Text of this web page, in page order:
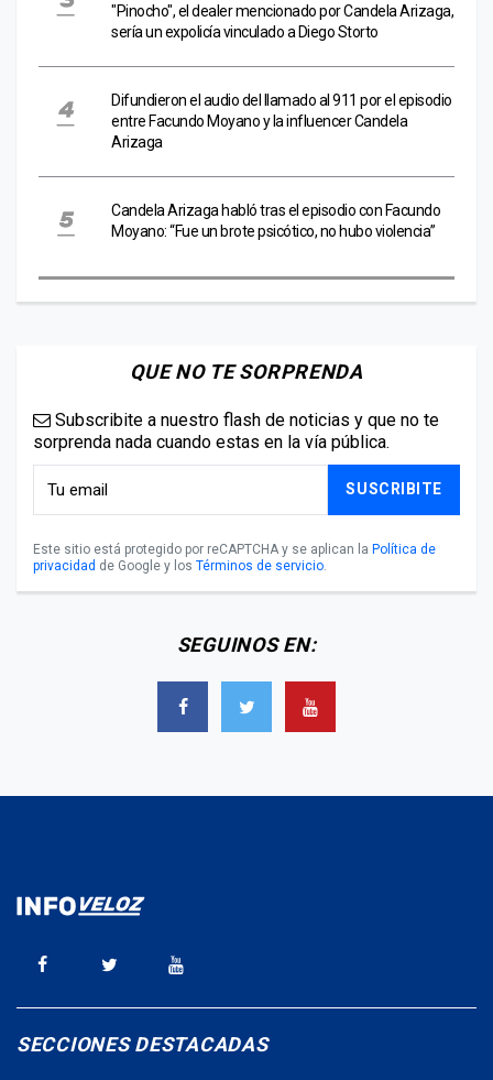
"Pinocho", el dealer mencionado por Candela Arizaga,
sería un expolicía vinculado a Diego Storto
Difundieron el audio del llamado al 911 por el episodio
entre Facundo Moyano y la influencer Candela
Arizaga
Candela Arizaga habló tras el episodio con Facundo
Moyano: “Fue un brote psicótico, no hubo violencia”
QUE NO TE SORPRENDA
Subscribite a nuestro flash de noticias y que no te
sorprenda nada cuando estas en la vía pública.
SUSCRIBITE
Este sitio está protegido por reCAPTCHA y se aplican la Política de
privacidad de Google y los Términos de servicio.
SEGUINOS EN:
SECCIONES DESTACADAS